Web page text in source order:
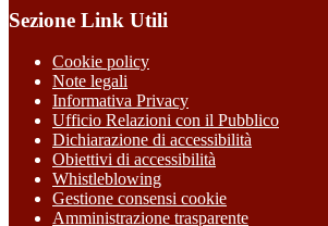
Sezione Link Utili
Cookie policy
Note legali
Informativa Privacy
Ufficio Relazioni con il Pubblico
Dichiarazione di accessibilità
Obiettivi di accessibilità
Whistleblowing
Gestione consensi cookie
Amministrazione trasparente